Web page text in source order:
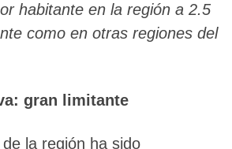
habitante en la región a 2.5
como en otras regiones del
gran limitante
la región ha sido